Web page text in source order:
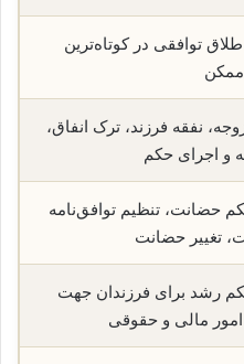
طلاق توافقی در کوتاه‌ترین
نفقه فرزند، ترک انفاق،
و اجرای حکم
حضانت، تنظیم توافق‌نامه
تغییر حضانت
رشد برای فرزندان جهت
امور مالی و حقوقی